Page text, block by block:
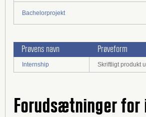
Bachelorprojekt
Prøvens navn Prøveform
Internship Skriftligt produkt
Forudsætninger